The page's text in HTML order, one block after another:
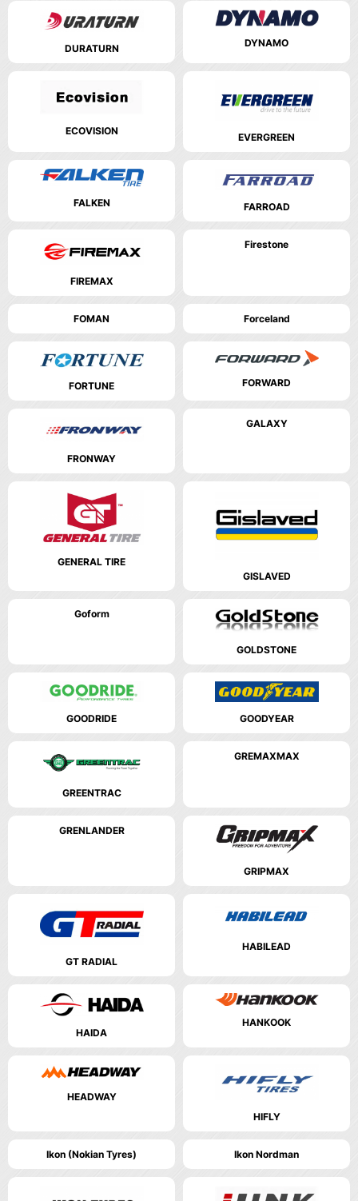
DURATURN DYNAMO
ECOVISION EVERGREEN
FALKEN FARROAD
FIREMAX
Firestone
FOMAN Forceland
FORTUNE FORWARD
FRONWAY
GALAXY
GENERAL TIRE
GISLAVED
Goform
GOLDSTONE
GOODRIDE GOODYEAR
GREENTRAC
GREMAXMAX
GRENLANDER
GRIPMAX
GT RADIAL
HABILEAD
HAIDA
HANKOOK
HEADWAY
HIFLY
Ikon (Nokian Tyres) Ikon Nordman